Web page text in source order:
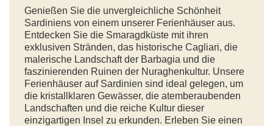
Genießen Sie die unvergleichliche Schönheit
Sardiniens von einem unserer Ferienhäuser aus.
Entdecken Sie die Smaragdküste mit ihren
exklusiven Stränden, das historische Cagliari, die
malerische Landschaft der Barbagia und die
faszinierenden Ruinen der Nuraghenkultur. Unsere
Ferienhäuser auf Sardinien sind ideal gelegen, um
die kristallklaren Gewässer, die atemberaubenden
Landschaften und die reiche Kultur dieser
einzigartigen Insel zu erkunden. Erleben Sie einen